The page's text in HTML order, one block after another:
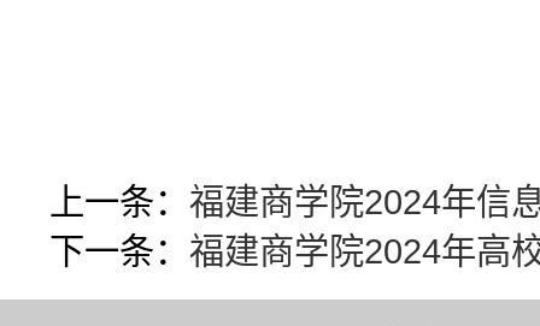
上一条： 福建商学院2024年信
下一条： 福建商学院2024年高